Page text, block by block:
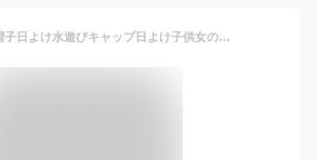
子供のUV保護帽子日よけ水遊びキャップ日よけ子供女の子水泳キャップ日よけ幼児水泳キャップ子供日よけ水泳キャップ子供日よけプールキャップフリップキャップ男の子の女の子